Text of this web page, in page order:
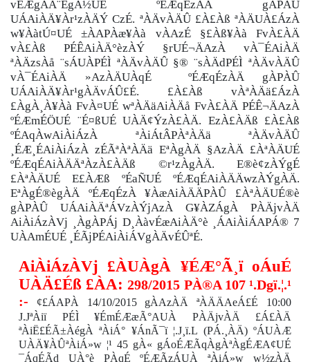
vÉÆgÀÄ¨ÉgÀ½UÉ ºÉÆqÉzÀÄ gÀPÀÛ
UÁAiÀÄ¥Àr¹zÀÄÝ CzÉ. ªÀÄvÀÄÛ £À£Àß ªÀÄUÀ£ÁzÀ
w¥ÀàtÚ¤UÉ ±ÀAPÀæ¥Àà vÀAzÉ §£Àß¥Àà FvÀ£ÀÄ
vÀ£Àß PÉÊAiÀÄ°èzÀÝ §rUÉ¬ÄAzÀ vÀ¯ÉAiÀÄ
ªÀÄzsÀå ¨sÁUÀPÉÌ ªÀÄvÀÄÛ §® ¨sÀÄdPÉÌ ªÀÄvÀÄÛ
vÀ¯ÉAiÀÄ »AzÀÄUÀqÉ ºÉÆqÉzÀÄ gÀPÀÛ
UÁAiÀÄ¥Àr¹gÀÄvÁÛ£É. £À£Àß vÀªÀÄä£ÁzÀ
£ÀgÀ¸À¥Àà FvÀ¤UÉ wªÀÄäAiÀÄå FvÀ£ÀÄ PÉÊ¬ÄAzÀ
ºÉÆmÉÖUÉ ¨É¤ßUÉ UÀÄ¢ÝzÀ£ÀÄ. EzÀ£ÀÄß £À£Àß
ºÉAqÀwAiÀiÁzÀ ªÀiÁtÂPÀªÀÄä ªÀÄvÀÄÛ
¸ÉÆ¸ÉAiÀiÁzÀ zÉÃªÀªÀÄä EªÀgÀÄ §AzÀÄ £ÀªÀÄUÉ
ºÉÆqÉAiÀÄÄªÀzÀ£ÀÄß ©r¹zÀgÀÄ. E®è¢zÀÝgÉ
£ÀªÀÄUÉ E£ÀÆß ºÉaÑUÉ ºÉÆqÉAiÀÄÄwzÀÝgÀÄ.
EªÀgÉ®ègÀÄ ºÉÆqÉzÀ ¥ÀæAiÀÄÄPÀÛ £ÀªÀÄUÉ®è
gÀPÀÛ UÁAiÀÄªÁVzÀÝjAzÀ G¥ÀZÁgÀ PÀÄjvÀÄ
AiÀiÁzÀVj ¸ÀgÀPÁj D¸ÀàvÉæAiÀÄ°è ¸ÁAiÀiÁAPÁ® 7
UÀAmÉUÉ ¸ÉÃjPÉAiÀiÁVgÀÄvÉÛªÉ.
AiÀiÁzÀVj £ÀUÀgÀ ¥ÉÆ°Ã¸ï oÁuÉ
UÀÄ£Éß £ÀA:298/2015 PÀ®A 107 ¹.Dgï.¦.¹
:-
¢£ÁAPÀ 14/10/2015 gÀAzÀÄ ªÀÄÄAeÁ£É 10:00
J.JªÀiï PÉÌ ¥ÉmÉÆæÃ°AUÀ PÀÄjvÀÄ £Á£ÀÄ
ªÀiË£ÉÃ±ÀégÀ ªÀiÁ° ¥ÁnÃ¯ï ¦.J¸ï.L (PÁ.¸ÀÄ) ºÁUÀÆ
UÀÄ¥ÀÛªÀiÁ»w ¦¹ 45 gÀ« gÁoÉÆÃqÀgÀªÀgÉÆA¢UÉ
¯ÁqÉÃd UÀ°è PÀqÉ ºÉÆÃzÁUÀ ªÀiÁ»w w½zÀÄ